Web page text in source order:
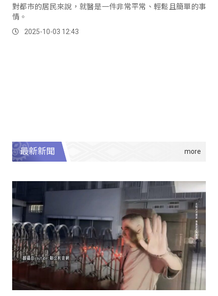
對都市的居民來說，就醫是一件非常平常、輕鬆且簡單的事
情。
2025-10-03 12:43
最新新聞